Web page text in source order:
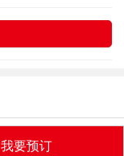
我要预订